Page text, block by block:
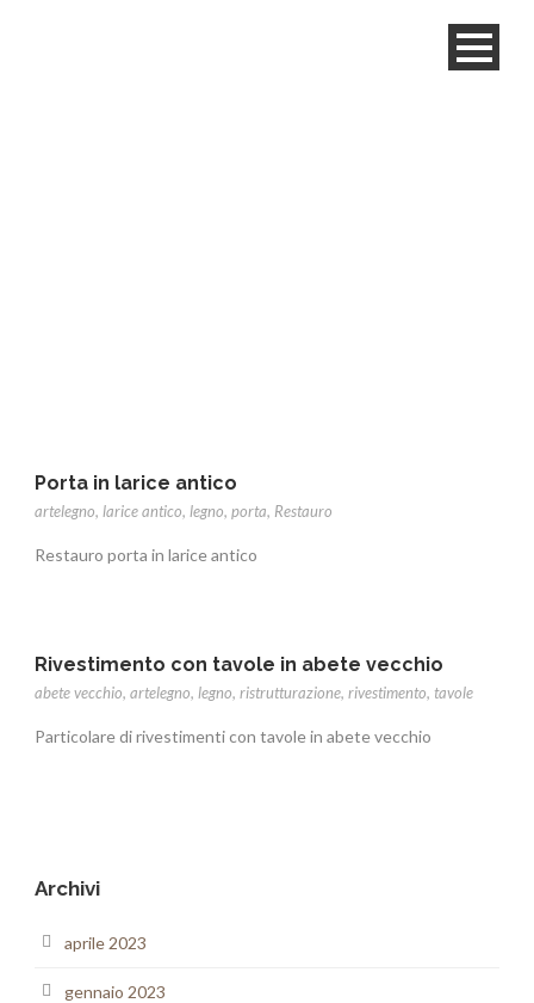
Porta in larice antico
artelegno, larice antico, legno, porta, Restauro
Restauro porta in larice antico
Rivestimento con tavole in abete vecchio
abete vecchio, artelegno, legno, ristrutturazione, rivestimento, tavole
Particolare di rivestimenti con tavole in abete vecchio
Archivi
aprile 2023
gennaio 2023